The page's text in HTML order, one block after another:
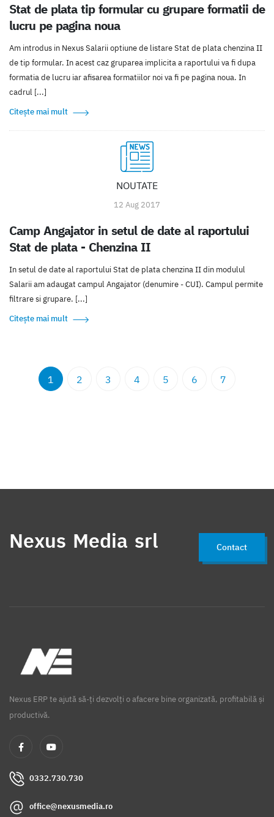
Stat de plata tip formular cu grupare formatii de
lucru pe pagina noua
Am introdus in Nexus Salarii optiune de listare Stat de plata chenzina II
de tip formular. In acest caz gruparea implicita a raportului va fi dupa
formatia de lucru iar afisarea formatiilor noi va fi pe pagina noua. In
cadrul [...]
Citește mai mult
NOUTATE
12 Aug 2017
Camp Angajator in setul de date al raportului
Stat de plata - Chenzina II
In setul de date al raportului Stat de plata chenzina II din modulul
Salarii am adaugat campul Angajator (denumire - CUI). Campul permite
filtrare si grupare. [...]
Citește mai mult
1 2 3 4 5 6 7
Nexus Media srl Contact
Nexus ERP te ajută să-ți dezvolți o afacere bine organizată, profitabilă și
productivă.
0332.730.730
office@nexusmedia.ro